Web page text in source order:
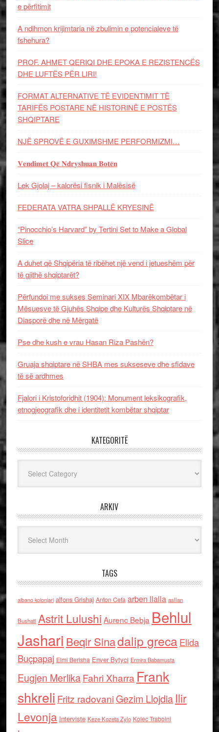
e përfitimit
A ndihmon krijimtaria në zbulimin e potencialeve të
fshehura?
PROF. AHMET QERIQI DHE EPOKA E REZISTENCЁS
DHE LUFTЁS PЁR LIRI!
FORMAT ALTERNATIVE TË EVIDENTIMIT TË
TARIFËS POSTARE NË HISTORINË E POSTËS
SHQIPTARE
NJË SPROVË E GUXIMSHME PERFORMIZMI…
𝐕𝐞𝐧𝐝𝐢𝐦𝐞𝐭 𝐐𝐞̈ 𝐍𝐝𝐫𝐲𝐬𝐡𝐮𝐚𝐧 𝐁𝐨𝐭𝐞̈𝐧
Lek Gjolaj – kalorësi fisnik i Malësisë
FEDERATA VATRA SHPALLË KRYESINË
“Pinocchio’s Harvard” by Tertini Set to Make a Global
Slice
A duhet që Shqipëria të ribëhet një vend i jetueshëm për
të gjithë shqiptarët?
Përfundoi me sukses Seminari XIX Mbarëkombëtar i
Mësuesve të Gjuhës Shqipe dhe Kulturës Shqiptare në
Diasporë dhe në Mërgatë
Pse dhe kush e vrau Hasan Riza Pashën?
Gruaja shqiptare në SHBA mes sukseseve dhe sfidave
të së ardhmes
Fjalori i Kristoforidhit (1904): Monument leksikografik,
etnogjeografik dhe i identitetit kombëtar shqiptar
KATEGORITË
ARKIV
TAGS
albano kolonjari alfons Grishaj Anton Cefa arben llalla asllan
Bushati Astrit Lulushi Aurenc Bebja Behlul
Jashari Beqir Sinadalip grecaElida
Buçpapaj Elmi Berisha Enver Bytyci Ermira Babamusta
Eugjen MerlikaFahri Xharra Frank
shkreli Fritz radovaniGezim Llojdia Ilir
Levonja Interviste Keze Kozeta Zylo Kolec Traboini